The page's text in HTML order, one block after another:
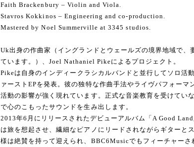
Faith Brackenbury – Violin and Viola.
Stavros Kokkinos – Engineering and co-production.
Mastered by Noel Summerville at 3345 studios.
Uk出身の作曲家（イングランドとウェールズの境界地域で、
ています。）、Joel Nathaniel Pikeによるプロジェクト。
Pikeは自身のインディークラシカルバンドと並行してソロ活
ァーストEPを発表。彼の独特な作曲手法やライヴパフォーマ
活動の影響が強く現れています。正式な音楽教育を受けてい
で心のこもったサウンドを生み出します。
2013年6月にリリースされたデビューアルバム「A Good
は旅を想起させ、繊細なピアノにリードされながらギターと
様は絶賛を持って迎えられ、BBC6Musicでもフィーチャーさ